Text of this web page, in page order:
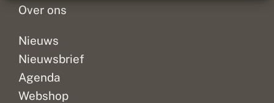
Over ons
Nieuws
Nieuwsbrief
Agenda
Webshop